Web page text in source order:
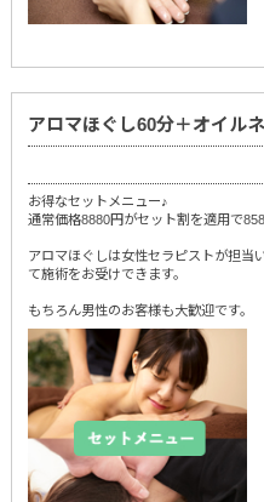
アロマほぐし60分＋オイル
お得なセットメニュー♪
通常価格8880円がセット割を適用で
アロマほぐしは女性セラピストが担当
て施術をお受けできます。
もちろん男性のお客様も大歓迎です。